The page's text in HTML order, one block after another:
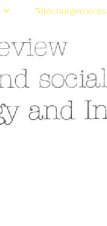
Téléchargements